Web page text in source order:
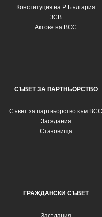
Конституция на Р България
ЗСВ
Актове на ВСС
СЪВЕТ ЗА ПАРТНЬОРСТВО
Съвет за партньорство към ВСС
Заседания
Становища
ГРАЖДАНСКИ СЪВЕТ
Заседания